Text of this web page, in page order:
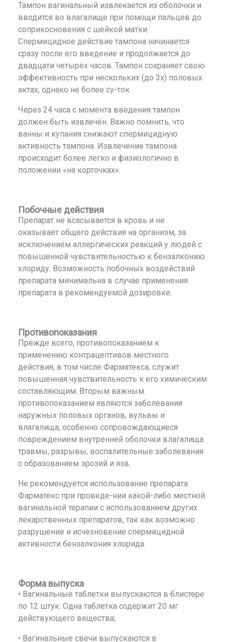
Тампон вагинальный извлекается из оболочки и
вводится во влагалище при помощи пальцев до
соприкосновения с шейкой матки.
Спермицидное действие тампона начинается
сразу после его введение и продолжается до
двадцати четырёх часов. Тампон сохраняет свою
эффективность при нескольких (до 3х) половых
актах, однако не более су-ток.
Через 24 часа с момента введения тампон
должен быть извлечён. Важно помнить, что
ванны и купания снижают спермицидную
активность тампона. Извлечение тампона
происходит более легко и физиологично в
положении «на корточках».
Побочные действия
Препарат не всасывается в кровь и не
оказывает общего действия на организм, за
исключением аллергических реакций у людей с
повышенной чувствительностью к бензалконию
хлориду. Возможность побочных воздействий
препарата минимальна в случае применения
препарата в рекомендуемой дозировке.
Противопоказания
Прежде всего, противопоказанием к
применению контрацептивов местного
действия, в том числе Фарматекса, служит
повышенная чувствительность к его химическим
составляющим. Вторым важным
противопоказанием являются заболевания
наружных половых органов, вульвы и
влагалища, особенно сопровождающиеся
повреждением внутренней оболочки влагалища:
травмы, разрывы, воспалительные заболевания
с образованием эрозий и язв.
Не рекомендуется использование препарата
Фарматекс при проведе-нии какой-либо местной
вагинальной терапии с использованием других
лекарственных препаратов, так как возможно
разрушение и исчезновение спермицидной
активности бензалкония хлорида.
Форма выпуска
• Вагинальные таблетки выпускаются в блистере
по 12 штук. Одна таблетка содержит 20 мг
действующего вещества;
• Вагинальные свечи выпускаются в